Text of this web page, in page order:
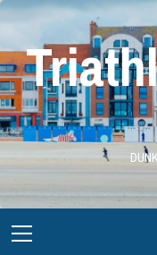
Skip
content
Menu